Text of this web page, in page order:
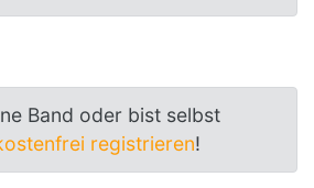
Band oder bist selbst
registrieren!